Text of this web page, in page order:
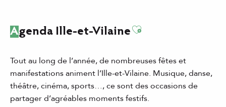
Agenda Ille-et-VilaineAjouter aux
Tout au long de l’année, de nombreuses fêtes et
manifestations animent l’Ille-et-Vilaine. Musique, danse,
théâtre, cinéma, sports…, ce sont des occasions de
partager d’agréables moments festifs.